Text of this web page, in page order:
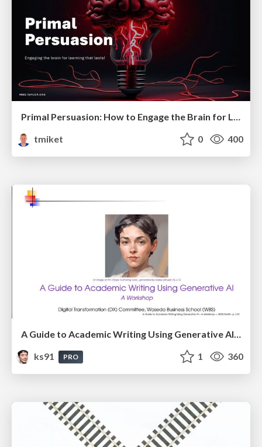
tmiket
0 400
A Guide to Academic Writing Using Generative AI - A Workshop
ks91
PRO 1 360